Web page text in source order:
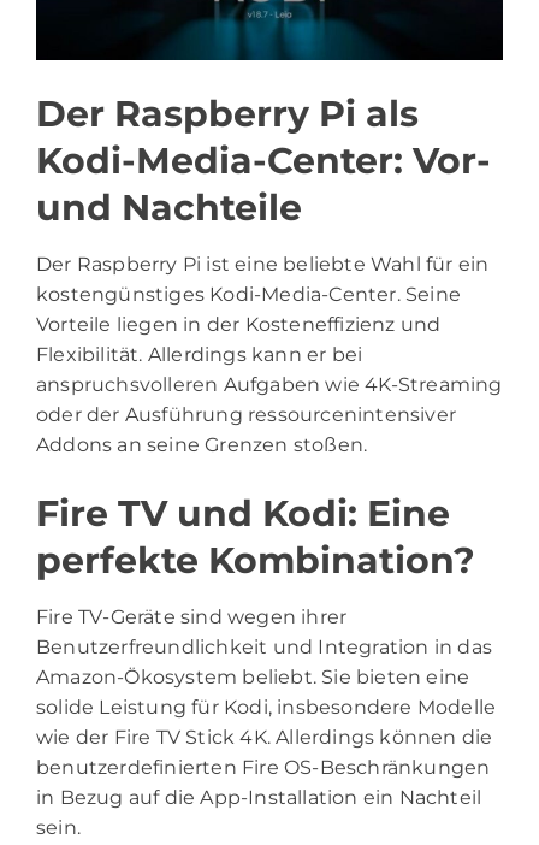
Der Raspberry Pi als
Kodi-Media-Center: Vor-
und Nachteile
Der Raspberry Pi ist eine beliebte Wahl für ein
kostengünstiges Kodi-Media-Center. Seine
Vorteile liegen in der Kosteneffizienz und
Flexibilität. Allerdings kann er bei
anspruchsvolleren Aufgaben wie 4K-Streaming
oder der Ausführung ressourcenintensiver
Addons an seine Grenzen stoßen.
Fire TV und Kodi: Eine
perfekte Kombination?
Fire TV-Geräte sind wegen ihrer
Benutzerfreundlichkeit und Integration in das
Amazon-Ökosystem beliebt. Sie bieten eine
solide Leistung für Kodi, insbesondere Modelle
wie der Fire TV Stick 4K. Allerdings können die
benutzerdefinierten Fire OS-Beschränkungen
in Bezug auf die App-Installation ein Nachteil
sein.